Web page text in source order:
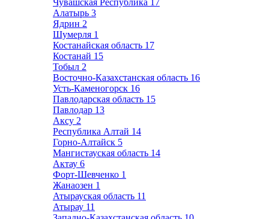
Чувашская Республика 17
Алатырь 3
Ядрин 2
Шумерля 1
Костанайская область 17
Костанай 15
Тобыл 2
Восточно-Казахстанская область 16
Усть-Каменогорск 16
Павлодарская область 15
Павлодар 13
Аксу 2
Республика Алтай 14
Горно-Алтайск 5
Мангистауская область 14
Актау 6
Форт-Шевченко 1
Жанаозен 1
Атырауская область 11
Атырау 11